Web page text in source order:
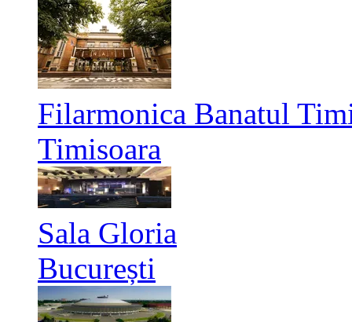
Filarmonica Banatul
Timisoara
Sala Gloria
București